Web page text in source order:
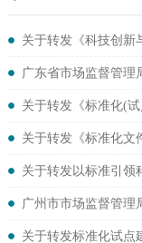
关于转发《科技创新
广东省市场监督管理
关于转发《标准化(
关于转发《标准化文
关于转发以标准引领
广州市市场监督管理
关于转发标准化试点